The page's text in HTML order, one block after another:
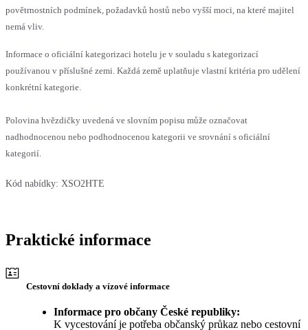
povětrnostních podmínek, požadavků hostů nebo vyšší moci, na které majitel
nemá vliv.
Informace o oficiální kategorizaci hotelu je v souladu s kategorizací
používanou v příslušné zemi. Každá země uplatňuje vlastní kritéria pro udělení
konkrétní kategorie.
Polovina hvězdičky uvedená ve slovním popisu může označovat
nadhodnocenou nebo podhodnocenou kategorii ve srovnání s oficiální
kategorií.
Kód nabídky: XSO2HTE
Praktické informace
Cestovní doklady a vízové informace
Informace pro občany České republiky:
K vycestování je potřeba občanský průkaz nebo cestovní